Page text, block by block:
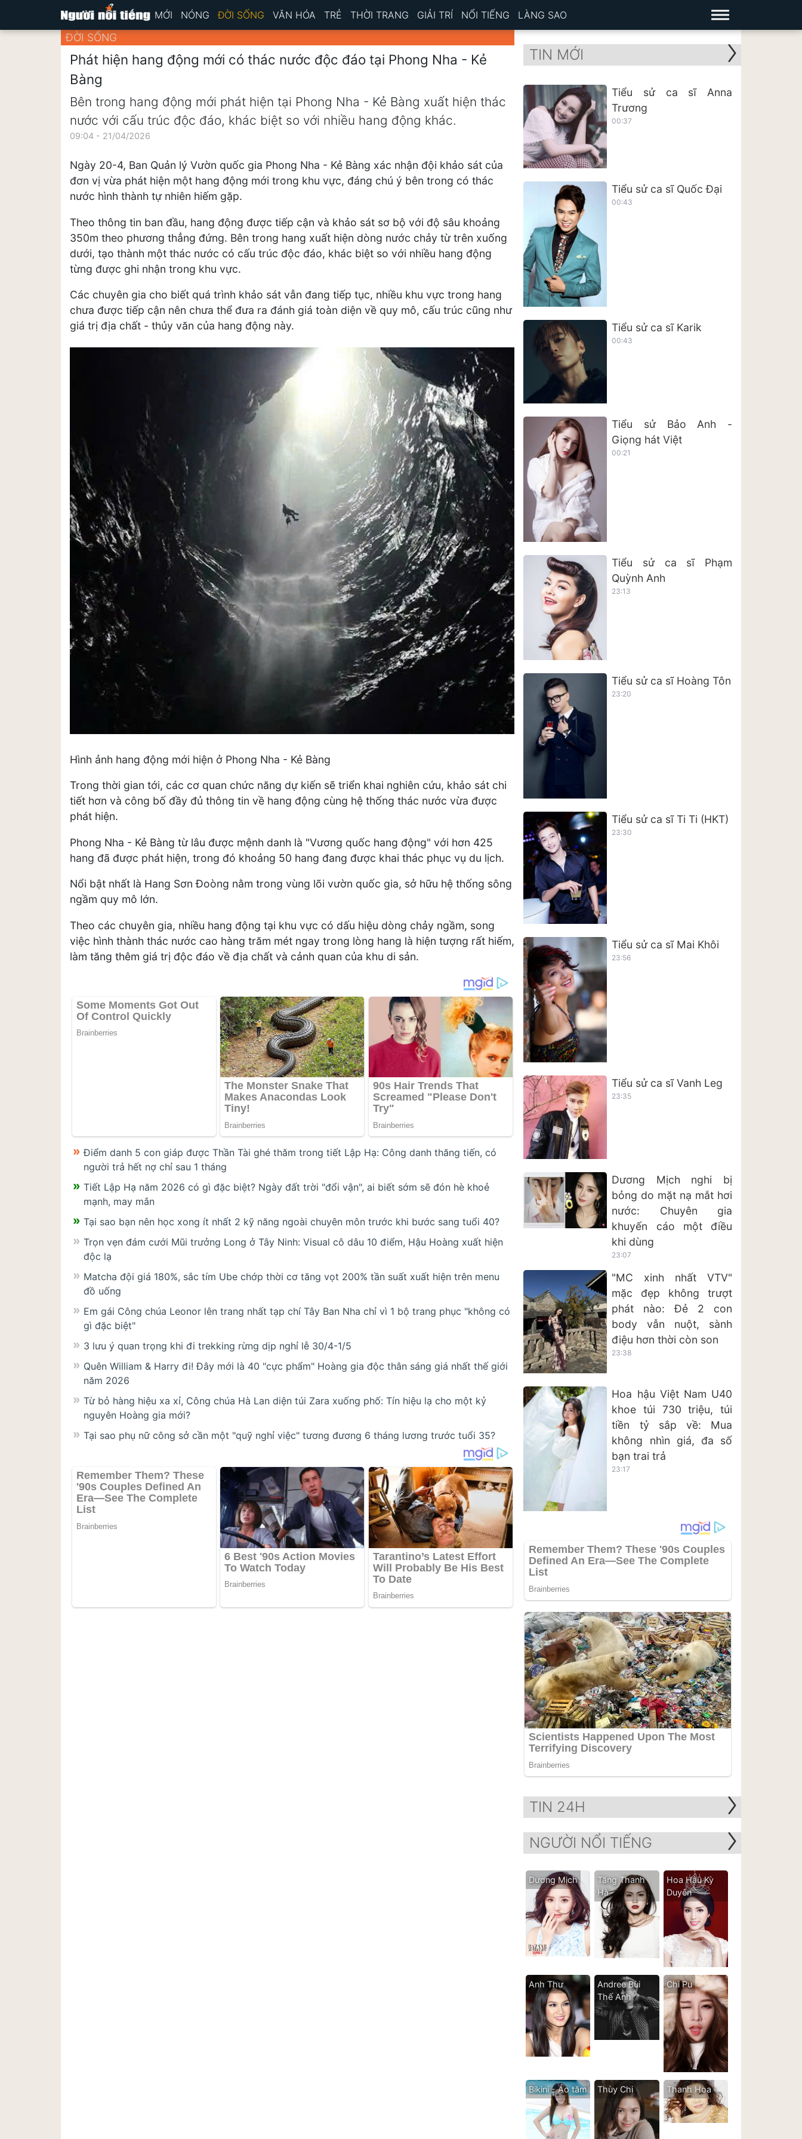
MỚI NÓNG ĐỜI SỐNG VĂN HÓA TRẺ THỜI TRANG GIẢI TRÍ NỔI TIẾNG LÀNG SAO
ĐỜI SỐNG
Phát hiện hang động mới có thác nước độc đáo tại Phong Nha - Kẻ
Bàng
Bên trong hang động mới phát hiện tại Phong Nha - Kẻ Bàng xuất hiện thác
nước với cấu trúc độc đáo, khác biệt so với nhiều hang động khác.
09:04 - 21/04/2026
Ngày 20-4, Ban Quản lý Vườn quốc gia Phong Nha - Kẻ Bàng xác nhận đội khảo sát của
đơn vị vừa phát hiện một hang động mới trong khu vực, đáng chú ý bên trong có thác
nước hình thành tự nhiên hiếm gặp.
Theo thông tin ban đầu, hang động được tiếp cận và khảo sát sơ bộ với độ sâu khoảng
350m theo phương thẳng đứng. Bên trong hang xuất hiện dòng nước chảy từ trên xuống
dưới, tạo thành một thác nước có cấu trúc độc đáo, khác biệt so với nhiều hang động
từng được ghi nhận trong khu vực.
Các chuyên gia cho biết quá trình khảo sát vẫn đang tiếp tục, nhiều khu vực trong hang
chưa được tiếp cận nên chưa thể đưa ra đánh giá toàn diện về quy mô, cấu trúc cũng như
giá trị địa chất - thủy văn của hang động này.
Hình ảnh hang động mới hiện ở Phong Nha - Kẻ Bàng
Trong thời gian tới, các cơ quan chức năng dự kiến sẽ triển khai nghiên cứu, khảo sát chi
tiết hơn và công bố đầy đủ thông tin về hang động cùng hệ thống thác nước vừa được
phát hiện.
Phong Nha - Kẻ Bàng từ lâu được mệnh danh là "Vương quốc hang động" với hơn 425
hang đã được phát hiện, trong đó khoảng 50 hang đang được khai thác phục vụ du lịch.
Nổi bật nhất là Hang Sơn Đoòng nằm trong vùng lõi vườn quốc gia, sở hữu hệ thống sông
ngầm quy mô lớn.
Theo các chuyên gia, nhiều hang động tại khu vực có dấu hiệu dòng chảy ngầm, song
việc hình thành thác nước cao hàng trăm mét ngay trong lòng hang là hiện tượng rất hiếm,
làm tăng thêm giá trị độc đáo về địa chất và cảnh quan của khu di sản.
Điểm danh 5 con giáp được Thần Tài ghé thăm trong tiết Lập Hạ: Công danh thăng tiến, có
người trả hết nợ chỉ sau 1 tháng
Tiết Lập Hạ năm 2026 có gì đặc biệt? Ngày đất trời "đổi vận", ai biết sớm sẽ đón hè khoẻ
mạnh, may mắn
Tại sao bạn nên học xong ít nhất 2 kỹ năng ngoài chuyên môn trước khi bước sang tuổi 40?
Trọn vẹn đám cưới Mũi trưởng Long ở Tây Ninh: Visual cô dâu 10 điểm, Hậu Hoàng xuất hiện
độc lạ
Matcha đội giá 180%, sắc tím Ube chớp thời cơ tăng vọt 200% tần suất xuất hiện trên menu
đồ uống
Em gái Công chúa Leonor lên trang nhất tạp chí Tây Ban Nha chỉ vì 1 bộ trang phục "không có
gì đặc biệt"
3 lưu ý quan trọng khi đi trekking rừng dịp nghỉ lễ 30/4-1/5
Quên William & Harry đi! Đây mới là 40 "cực phẩm" Hoàng gia độc thân sáng giá nhất thế giới
năm 2026
Từ bỏ hàng hiệu xa xỉ, Công chúa Hà Lan diện túi Zara xuống phố: Tín hiệu lạ cho một kỷ
nguyên Hoàng gia mới?
Tại sao phụ nữ công sở cần một "quỹ nghỉ việc" tương đương 6 tháng lương trước tuổi 35?
TIN MỚI
Tiểu sử ca sĩ Anna
Trương
00:37
Tiểu sử ca sĩ Quốc Đại
00:43
Tiểu sử ca sĩ Karik
00:43
Tiểu sử Bảo Anh -
Giọng hát Việt
00:21
Tiểu sử ca sĩ Phạm
Quỳnh Anh
23:13
Tiểu sử ca sĩ Hoàng Tôn
23:20
Tiểu sử ca sĩ Ti Ti (HKT)
23:30
Tiểu sử ca sĩ Mai Khôi
23:56
Tiểu sử ca sĩ Vanh Leg
23:35
Dương Mịch nghi bị
bỏng do mặt nạ mắt hơi
nước: Chuyên gia
khuyến cáo một điều
khi dùng
23:07
"MC xinh nhất VTV"
mặc đẹp không trượt
phát nào: Đẻ 2 con
body vẫn nuột, sành
điệu hơn thời còn son
23:38
Hoa hậu Việt Nam U40
khoe túi 730 triệu, túi
tiền tỷ sắp về: Mua
không nhìn giá, đa số
bạn trai trả
23:17
TIN 24H
NGƯỜI NỔI TIẾNG
Dương Mịch
Tăng Thanh
Hà
Hoa Hậu Kỳ
Duyên
Anh Thư
Andree Bùi
Thế Anh
Chi Pu
Bikini - Áo tăm Thùy Chi Thanh Hoa